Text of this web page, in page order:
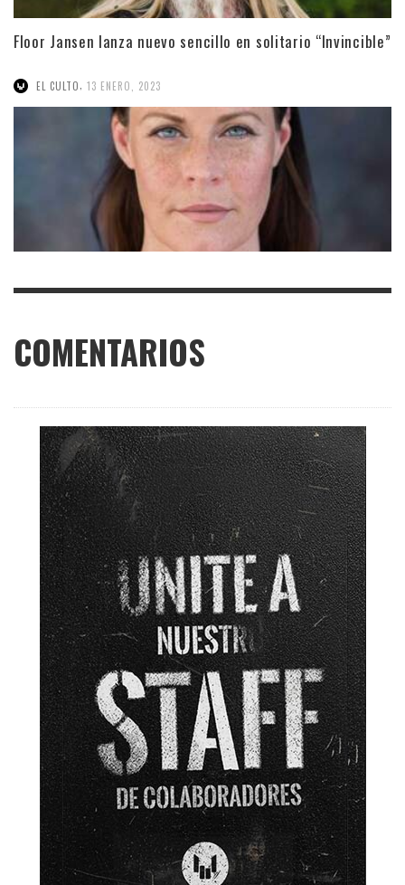
Floor Jansen lanza nuevo sencillo en solitario “Invincible”
EL CULTO 13 ENERO, 2023
COMENTARIOS